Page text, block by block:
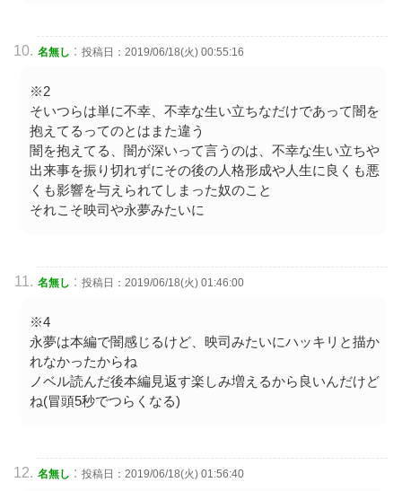
名無し : 投稿日：2019/06/18(火) 00:55:16
※2
そいつらは単に不幸、不幸な生い立ちなだけであって闇を
抱えてるってのとはまた違う
闇を抱えてる、闇が深いって言うのは、不幸な生い立ちや
出来事を振り切れずにその後の人格形成や人生に良くも悪
くも影響を与えられてしまった奴のこと
それこそ映司や永夢みたいに
名無し : 投稿日：2019/06/18(火) 01:46:00
※4
永夢は本編で闇感じるけど、映司みたいにハッキリと描か
れなかったからね
ノベル読んだ後本編見返す楽しみ増えるから良いんだけど
ね(冒頭5秒でつらくなる)
名無し : 投稿日：2019/06/18(火) 01:56:40